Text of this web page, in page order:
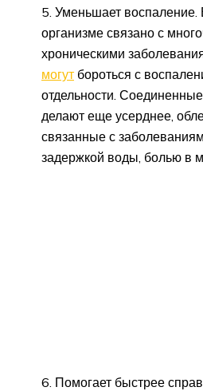
5. Уменьшает воспаление.
организме связано с
хроническими
могут бороться с
отдельности.
делают еще усерднее,
связанные с
задержкой воды, болью в
6. Помогает быстрее